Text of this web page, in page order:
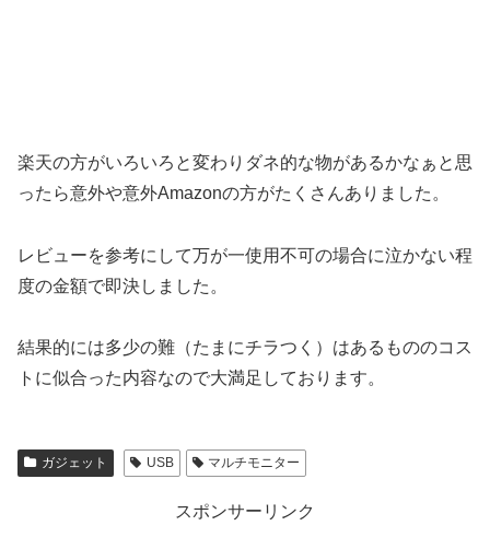
楽天の方がいろいろと変わりダネ的な物があるかなぁと思
ったら意外や意外Amazonの方がたくさんありました。
レビューを参考にして万が一使用不可の場合に泣かない程
度の金額で即決しました。
結果的には多少の難（たまにチラつく）はあるもののコス
トに似合った内容なので大満足しております。
ガジェット USB マルチモニター
スポンサーリンク